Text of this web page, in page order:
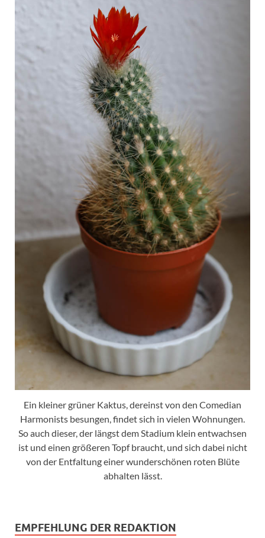
Ein kleiner grüner Kaktus, dereinst von den Comedian
Harmonists besungen, findet sich in vielen Wohnungen.
So auch dieser, der längst dem Stadium klein entwachsen
ist und einen größeren Topf braucht, und sich dabei nicht
von der Entfaltung einer wunderschönen roten Blüte
abhalten lässt.
EMPFEHLUNG DER REDAKTION